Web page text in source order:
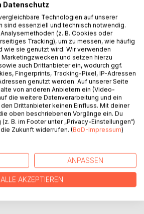
Sehnsucht folgen, Leben finden
Blick haben. Einige Sehnsüchte der
Buch in Bildern, Erfahrungen und
Datenschutz
Technologien auf unserer
sind essenziell und technisch notwendig.
(z. B. Cookies oder
Tracking), um zu messen, wie häufig
wie sie genutzt wird. Wir verwenden
und setzen hierzu
auch Drittanbieter ein, wodurch ggf.
Fingerprints, Tracking-Pixel, IP-Adressen
genutzt werden. Auf unserer Seite
von anderen Anbietern ein (Video-
die weitere Datenverarbeitung und ein
Drittanbieter keinen Einfluss. Mit deiner
oben beschriebenen Vorgänge ein. Du
B. im Footer unter „Privacy-Einstellungen“)
Zukunft widerrufen. (BoD-Impressum)
ANPASSEN
ALLE AKZEPTIEREN